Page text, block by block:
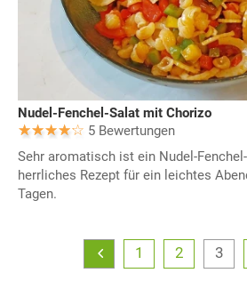
Nudel-Fenchel-Salat mit Chorizo
5 Bewertungen
Sehr aromatisch ist ein Nudel-
herrliches Rezept für ein leichtes
Tagen.
1 2 3